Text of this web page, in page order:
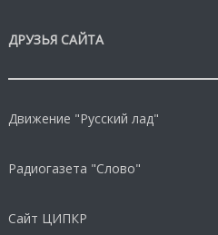
ДРУЗЬЯ САЙТА
Движение "Русский лад"
Радиогазета "Слово"
Сайт ЦИПКР